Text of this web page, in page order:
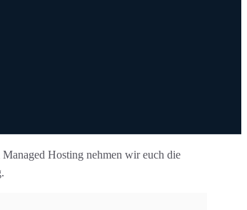
Hosting nehmen wir euch die